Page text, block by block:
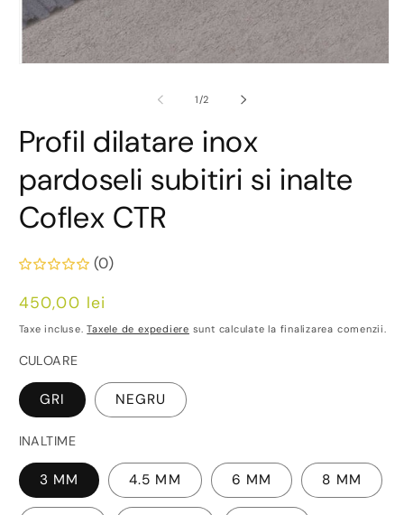
o
fereastră
1/din
2
Profil dilatare inox
pardoseli subitiri si inalte
Coflex CTR
(0)
Preț
obișnuit
450,00 lei
Taxe incluse.Taxele de expediere sunt calculate la finalizarea comenzii.
CULOARE
GRI NEGRU
INALTIME
3 MM 4.5 MM 6 MM 8 MM